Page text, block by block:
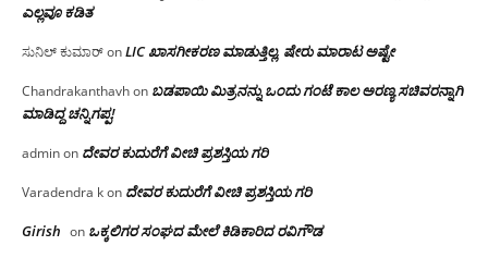
ಎಲ್ಲವೂ ಕಡಿತ
ಸುನಿಲ್ ಕುಮಾರ್onLIC ಖಾಸಗೀಕರಣ ಮಾಡುತ್ತಿಲ್ಲ, ಷೇರು ಮಾರಾಟ ಅಷ್ಟೇ
Chandrakanthavhon ಬಡಪಾಯಿ ಮಿತ್ರನನ್ನು ಒಂದು ಗಂಟೆ ಕಾಲ ಅರಣ್ಯ ಸಚಿವರನ್ನಾಗಿ
ಮಾಡಿದ್ದ ಚನ್ನಿಗಪ್ಪ!
adminon ದೇವರ ಕುದುರೆಗೆ ವೀಚಿ ಪ್ರಶಸ್ತಿಯ ಗರಿ
Varadendra kon ದೇವರ ಕುದುರೆಗೆ ವೀಚಿ ಪ್ರಶಸ್ತಿಯ ಗರಿ
Girish on ಒಕ್ಕಲಿಗರ ಸಂಘದ ಮೇಲೆ ಕಿಡಿಕಾರಿದ ರವಿಗೌಡ